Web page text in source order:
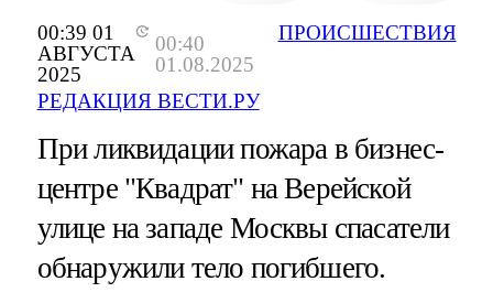
00:39 01
АВГУСТА
2025
00:40
01.08.2025
РЕДАКЦИЯ ВЕСТИ.РУ
ПРОИСШЕСТВИЯ
При ликвидации пожара в бизнес-
центре "Квадрат" на Верейской
улице на западе Москвы спасатели
обнаружили тело погибшего.